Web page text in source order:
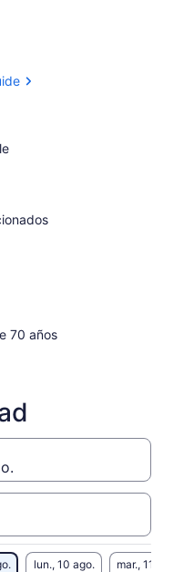
70 años
lun., 10 ago. mar., 11 ago.